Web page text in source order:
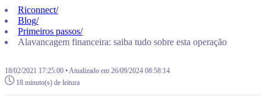
Riconnect/
Blog/
Primeiros passos/
Alavancagem financeira: saiba tudo sobre esta operação
18/02/2021 17:25:00 • Atualizado em 26/09/2024 08:58:14
18 minuto(s) de leitura